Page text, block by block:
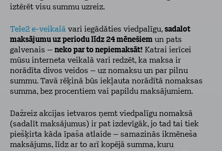
iztērēt visu summu uzreiz.
Tele2 e-veikalā vari iegādāties viedpalīgu, sadalot
maksājumu uz periodu līdz 24 mēnešiem un pats
galvenais – neko par to nepiemaksāt! Katrai ierīcei
mūsu interneta veikalā vari redzēt, ka maksa ir
norādīta divos veidos – uz nomaksu un par pilnu
summu. Tavā rēķinā būs iekļauta norādītā nomaksas
summa, bez procentiem vai papildu maksājumiem.
Dažreiz akcijas ietvaros ņemt viedpalīgu nomaksā
(sadalīt maksājumus) ir pat izdevīgāk, jo tad tai tiek
piešķirta kāda īpaša atlaide – samazinās ikmēneša
maksājums, līdz ar to arī kopējā summa, kuru